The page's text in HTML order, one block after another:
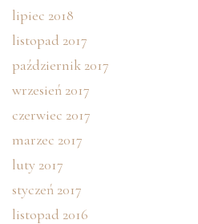
lipiec 2018
listopad 2017
październik 2017
wrzesień 2017
czerwiec 2017
marzec 2017
luty 2017
styczeń 2017
listopad 2016